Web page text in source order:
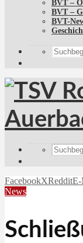
BVT –
BVT –
BVT-
FacebookXRedditE-
News